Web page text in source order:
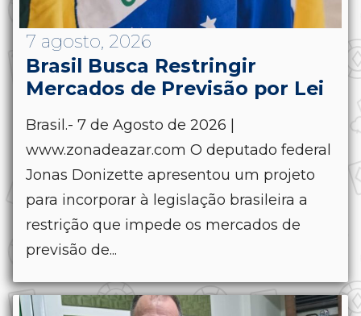
7 agosto, 2026
Brasil Busca Restringir
Mercados de Previsão por Lei
Brasil.- 7 de Agosto de 2026 |
www.zonadeazar.com O deputado federal
Jonas Donizette apresentou um projeto
para incorporar à legislação brasileira a
restrição que impede os mercados de
previsão de...